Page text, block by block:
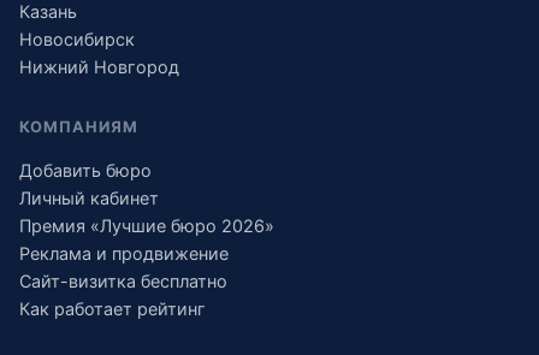
Казань
Новосибирск
Нижний Новгород
КОМПАНИЯМ
Добавить бюро
Личный кабинет
Премия «Лучшие бюро 2026»
Реклама и продвижение
Сайт-визитка бесплатно
Как работает рейтинг